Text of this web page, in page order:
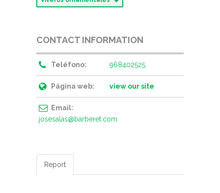
CONTACT INFORMATION
Teléfono: 968402525
Página web: view our site
Email:
josesalas@barberet.com
Report